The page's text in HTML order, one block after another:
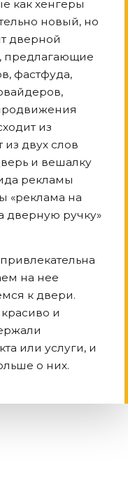
как хенгеры
новый, но
дверной
предлагающие
фастфуда,
из
из двух слов
и вешалку
рекламы
«реклама на
дверную ручку»
на нее
к двери.
и
или услуги, и
о них.